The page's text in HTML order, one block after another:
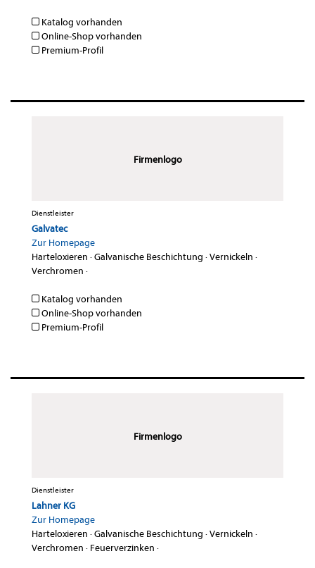
Katalog vorhanden
Online-Shop vorhanden
Premium-Profil
Firmenlogo
Dienstleister
Galvatec
Zur Homepage
Harteloxieren ·Galvanische Beschichtung ·Vernickeln ·
Verchromen ·
Katalog vorhanden
Online-Shop vorhanden
Premium-Profil
Firmenlogo
Dienstleister
Lahner KG
Zur Homepage
Harteloxieren ·Galvanische Beschichtung ·Vernickeln ·
Verchromen · Feuerverzinken ·